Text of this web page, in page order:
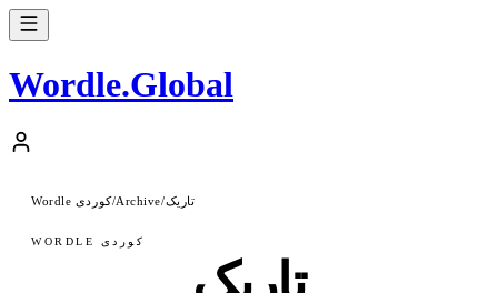
Wordle.Global
Wordle کوردی/Archive/تاریک
WORDLE کوردی